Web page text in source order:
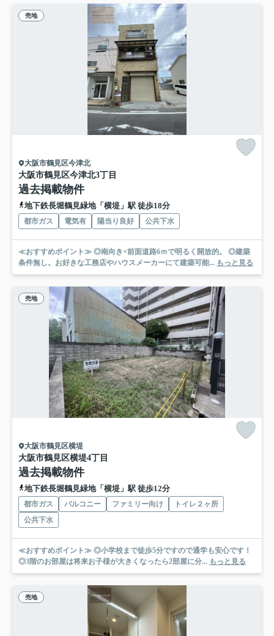
売地
大阪市鶴見区今津北
大阪市鶴見区今津北3丁目
過去掲載物件
地下鉄長堀鶴見緑地「横堤」駅 徒歩18分
都市ガス 電気有 陽当り良好 公共下水
≪おすすめポイント≫ ◎南向き×前面道路6ｍで明るく開放的。 ◎建築
条件無し。お好きな工務店やハウスメーカーにて建築可能... もっと見る
売地
大阪市鶴見区横堤
大阪市鶴見区横堤4丁目
過去掲載物件
地下鉄長堀鶴見緑地「横堤」駅 徒歩12分
都市ガス バルコニー ファミリー向け
トイレ２ヶ所
公共下水
≪おすすめポイント≫ ◎小学校まで徒歩5分ですので通学も安心です！
◎3階のお部屋は将来お子様が大きくなったら2部屋に分... もっと見る
売地